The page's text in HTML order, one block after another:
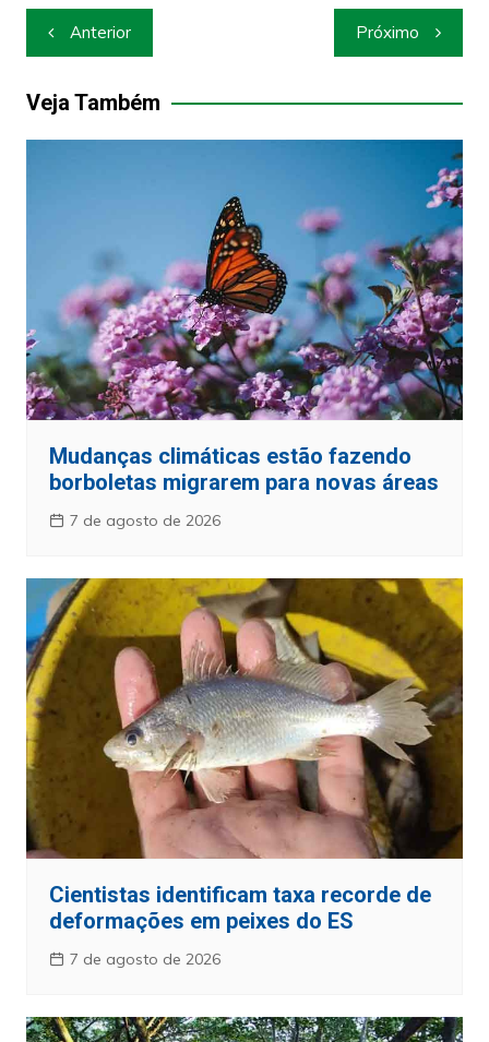
Navegação
de
Post
Anterior Próximo
Veja Também
Mudanças climáticas estão fazendo
borboletas migrarem para novas áreas
7 de agosto de 2026
Cientistas identificam taxa recorde de
deformações em peixes do ES
7 de agosto de 2026